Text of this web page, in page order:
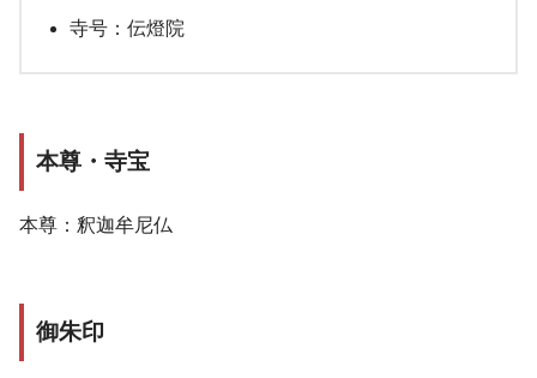
寺号：伝燈院
本尊・寺宝
本尊： 釈迦牟尼仏
御朱印